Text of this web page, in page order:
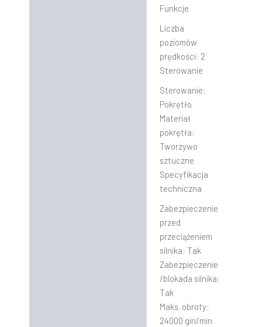
Funkcje
Liczba
poziomów
prędkości: 2
Sterowanie
Sterowanie:
Pokrętło
Materiał
pokrętła:
Tworzywo
sztuczne
Specyfikacja
techniczna
Zabezpieczenie
przed
przeciążeniem
silnika: Tak
Zabezpieczenie
/blokada silnika:
Tak
Maks. obroty:
24000 giri/min